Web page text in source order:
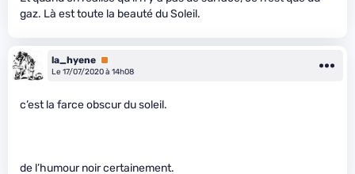
gaz. Là est toute la beauté du Soleil.
la_hyene Premium
Le 17/07/2020 à 14h08
c’est la farce obscur du soleil.
de l’humour noir certainement.